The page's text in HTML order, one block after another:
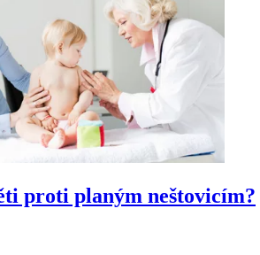
proti planým neštovicím?